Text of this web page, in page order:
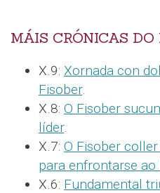
MÁIS CRÓNICAS DO
X.9: Xornada con
Fisober.
X.8: O Fisober
líder.
X.7: O Fisober
para enfrontarse ao
X.6: Fundamental